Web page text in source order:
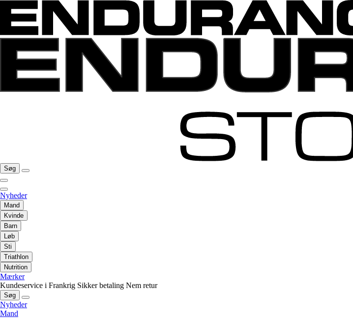
Søg
Nyheder
Mand
Kvinde
Barn
Løb
Sti
Triathlon
Nutrition
Mærker
Kundeservice i Frankrig Sikker betaling Nem retur
Søg
Nyheder
Mand